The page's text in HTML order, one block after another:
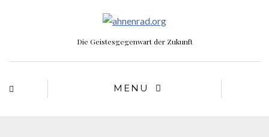
Die Geistesgegenwart der Zukunft
MENU